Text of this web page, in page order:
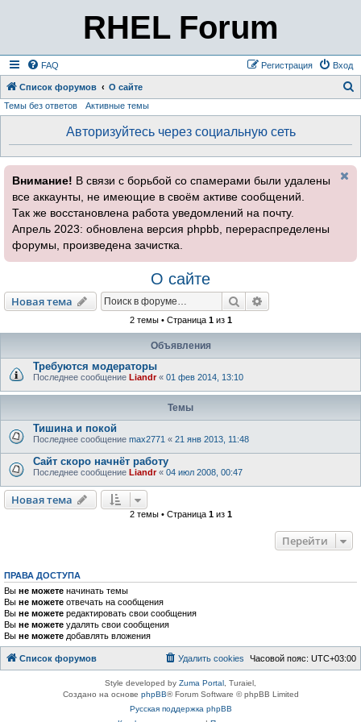
RHEL Forum
FAQ Вход
Регистрация
Список форумов О сайте
Темы без ответов Активные темы
Авторизуйтесь через социальную сеть
Внимание! В связи с борьбой со спамерами были удалены
все аккаунты, не имеющие в своём активе сообщений.
Так же восстановлена работа уведомлений на почту.
Апрель 2023: обновлена версия phpbb, перераспределены
форумы, произведена зачистка.
О сайте
Новая тема Поиск
2 темы • Страница 1из 1
Объявления
Требуются модераторы
Последнее сообщение Liandr« 01 фев 2014, 13:10
Темы
Тишина и покой
Последнее сообщение max2771 « 21 янв 2013, 11:48
Сайт скоро начнёт работу
Последнее сообщение Liandr« 04 июл 2008, 00:47
Новая тема
2 темы • Страница 1из 1
Перейти
ПРАВА ДОСТУПА
Вы не можете начинать темы
Вы не можете отвечать на сообщения
Вы не можете редактировать свои сообщения
Вы не можете удалять свои сообщения
Вы не можете добавлять вложения
Список форумов Часовой пояс: UTC+03:00
Удалить cookies
Style developed by Zuma Portal , Turaiel,
Создано на основе phpBB® Forum Software © phpBB Limited
Русская поддержка phpBB